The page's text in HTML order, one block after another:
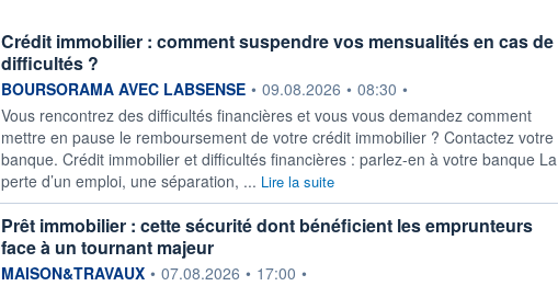
Crédit immobilier : comment suspendre vos mensualités en cas de
difficultés ?
information fournie par
BOURSORAMA AVEC LABSENSE • 09.08.2026 • 08:30 •
Vous rencontrez des difficultés financières et vous vous demandez comment
mettre en pause le remboursement de votre crédit immobilier ? Contactez votre
banque. Crédit immobilier et difficultés financières : parlez-en à votre banque La
perte d’un emploi, une séparation, ... Lire la suite
Prêt immobilier : cette sécurité dont bénéficient les emprunteurs
face à un tournant majeur
information fournie par
MAISON&TRAVAUX • 07.08.2026 • 17:00 •